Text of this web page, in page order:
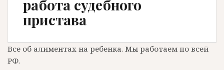
работа судебного
пристава
Все об алиментах на ребенка. Мы работаем по всей
РФ.